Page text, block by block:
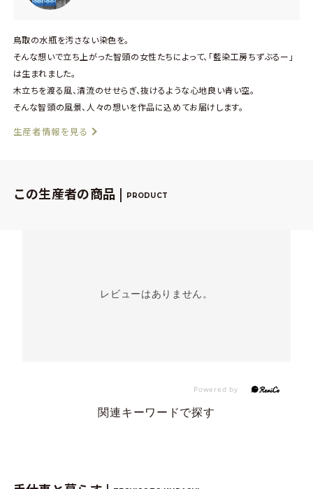
鳥取の水瓶を汚さない染色を。
そんな想いで立ち上がった智頭の女性たちによって、「藍染工房ちずぶるー」
は生まれました。
木立ちを渡る風、清流のせせらぎ、抜けるような心地良い青い空。
そんな智頭の風景、人々の想いを作品に込めてお届けします。
生産者情報を見る
この生産者の商品 | PRODUCT
レビューはありません。
関連キーワードで探す